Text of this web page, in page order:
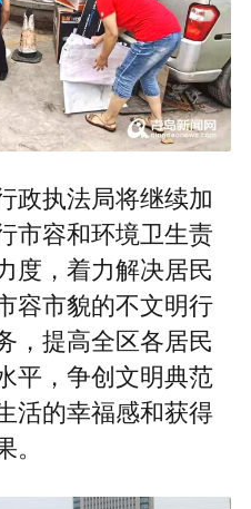
政执法局将继续加
市容和环境卫生责
度，着力解决居民
容市貌的不文明行
，提高全区各居民
平，争创文明典范
活的幸福感和获得
。